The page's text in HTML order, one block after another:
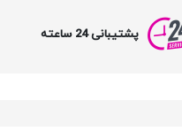
پشتیبانی 24 ساعته